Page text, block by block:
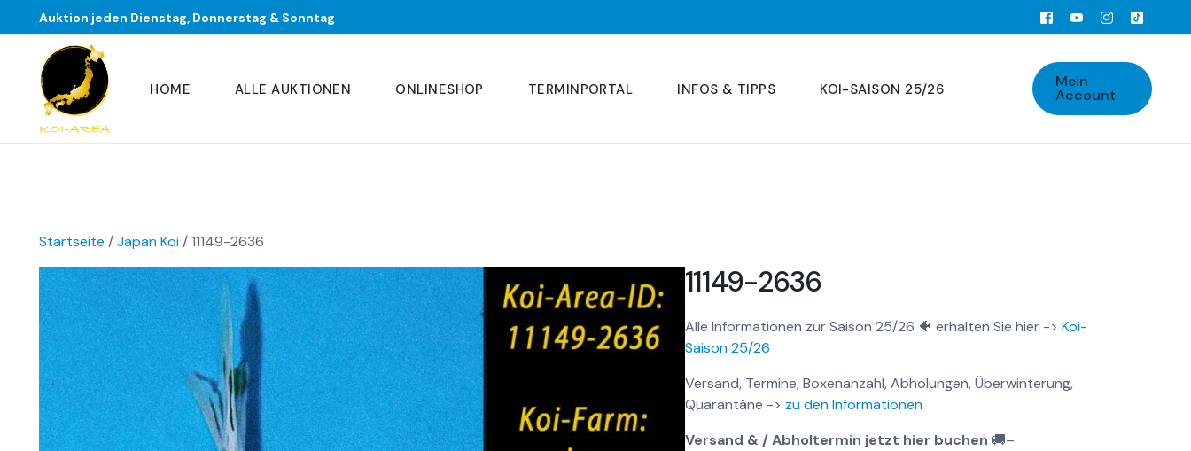
Auktion jeden Dienstag, Donnerstag & Sonntag
HOME ALLE AUKTIONEN ONLINESHOP TERMINPORTAL INFOS & TIPPS KOI-SAISON 25/26 Mein
Account
Startseite /Japan Koi/ 11149-2636
11149-2636
Alle Informationen zur Saison 25/26 🐠 erhalten Sie hier -> Koi-
Saison 25/26
Versand, Termine, Boxenanzahl, Abholungen, Überwinterung,
Quarantäne -> zu den Informationen
Versand & / Abholtermin jetzt hier buchen 🚚–